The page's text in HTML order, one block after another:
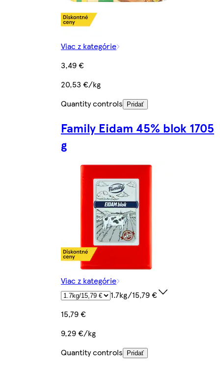
Viac z kategórie
3,49 €
20,53 €/kg
Quantity controls
Pridať
Family Eidam 45% blok 1705
g
Viac z kategórie
1.7kg/15,79 €
15,79 €
9,29 €/kg
Quantity controls
Pridať